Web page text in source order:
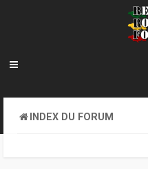
INDEX DU FORUM